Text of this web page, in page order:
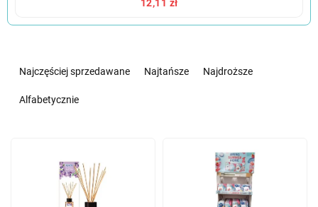
12,11 zł
Najczęściej sprzedawane Najtańsze Najdroższe
Alfabetycznie